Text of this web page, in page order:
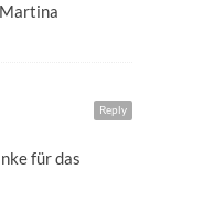
Reply
für das